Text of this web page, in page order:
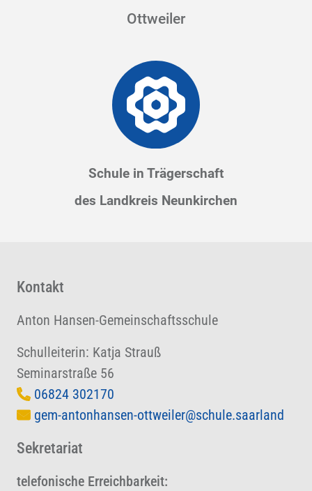
Ottweiler
Schule in Trägerschaft
des Landkreis Neunkirchen
Kontakt
Anton Hansen-Gemeinschaftsschule
Schulleiterin: Katja Strauß
Seminarstraße 56
06824 302170
gem-antonhansen-ottweiler@schule.saarland
Sekretariat
telefonische Erreichbarkeit: